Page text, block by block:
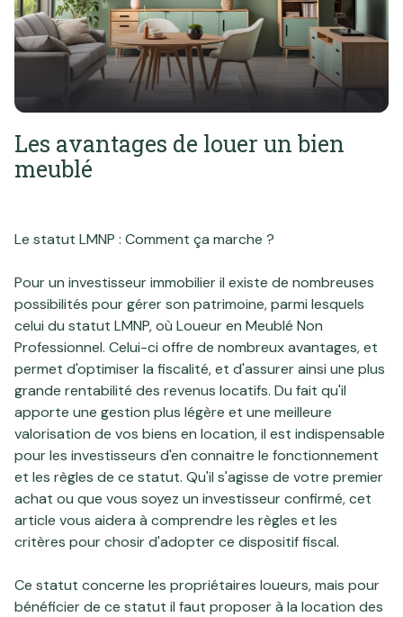
Local
professionnel
commercial
Biens
vendus
ou
commercial
Notre
agence
client
Contact
Les avantages de louer un bien
meublé
Le statut LMNP : Comment ça marche ?
Pour un investisseur immobilier il existe de nombreuses
possibilités pour gérer son patrimoine, parmi lesquels
celui du statut LMNP, où Loueur en Meublé Non
Professionnel. Celui-ci offre de nombreux avantages, et
permet d'optimiser la fiscalité, et d'assurer ainsi une plus
grande rentabilité des revenus locatifs. Du fait qu'il
apporte une gestion plus légère et une meilleure
valorisation de vos biens en location, il est indispensable
pour les investisseurs d'en connaitre le fonctionnement
et les règles de ce statut. Qu'il s'agisse de votre premier
achat ou que vous soyez un investisseur confirmé, cet
article vous aidera à comprendre les règles et les
critères pour chosir d'adopter ce dispositif fiscal.
Ce statut concerne les propriétaires loueurs, mais pour
bénéficier de ce statut il faut proposer à la location des